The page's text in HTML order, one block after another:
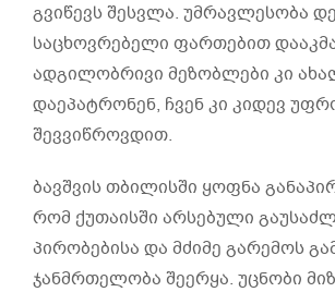
გვიწევს შესვლა. უმრავლესობა
საცხოვრებელი ფართებით
ადგილობრივი მეზობლები კი
დაეპატრონენ, ჩვენ კი კიდევ
შევვიწროვდით.
ბავშვის თბილისში ყოფნა
რომ ქუთაისში არსებული
პირობებისა და მძიმე გარემოს
ჯანმრთელობა შეერყა. უცნობი